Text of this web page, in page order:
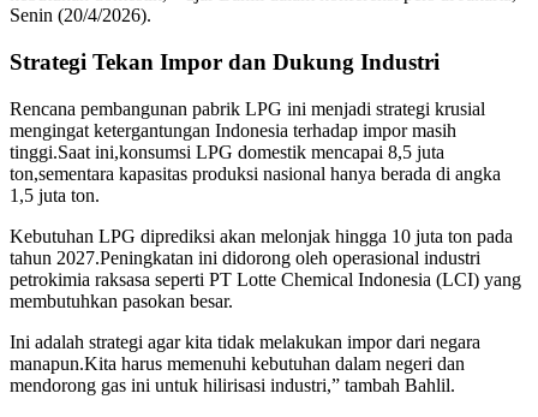
Senin (20/4/2026).
Strategi Tekan Impor dan Dukung Industri
Rencana pembangunan pabrik LPG ini menjadi strategi krusial
mengingat ketergantungan Indonesia terhadap impor masih
tinggi.Saat ini,konsumsi LPG domestik mencapai 8,5 juta
ton,sementara kapasitas produksi nasional hanya berada di angka
1,5 juta ton.
Kebutuhan LPG diprediksi akan melonjak hingga 10 juta ton pada
tahun 2027.Peningkatan ini didorong oleh operasional industri
petrokimia raksasa seperti PT Lotte Chemical Indonesia (LCI) yang
membutuhkan pasokan besar.
Ini adalah strategi agar kita tidak melakukan impor dari negara
manapun.Kita harus memenuhi kebutuhan dalam negeri dan
mendorong gas ini untuk hilirisasi industri,” tambah Bahlil.